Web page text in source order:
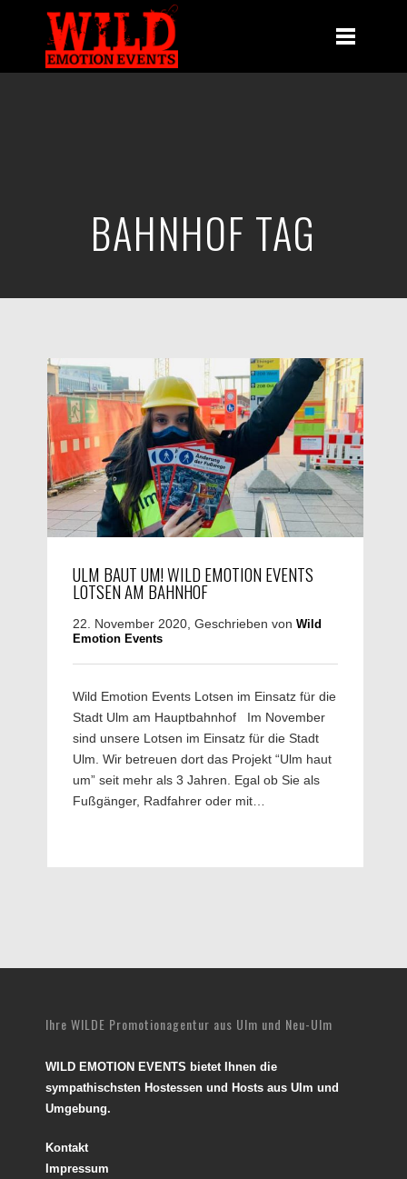
BAHNHOF TAG
ULM BAUT UM! WILD EMOTION EVENTS
LOTSEN AM BAHNHOF
22. November 2020, Geschrieben von Wild
Emotion Events
Wild Emotion Events Lotsen im Einsatz für die
Stadt Ulm am Hauptbahnhof Im November
sind unsere Lotsen im Einsatz für die Stadt
Ulm. Wir betreuen dort das Projekt “Ulm haut
um” seit mehr als 3 Jahren. Egal ob Sie als
Fußgänger, Radfahrer oder mit…
Ihre WILDE Promotionagentur aus Ulm und Neu-Ulm
WILD EMOTION EVENTS bietet Ihnen die
sympathischsten Hostessen und Hosts aus Ulm und
Umgebung.
Kontakt
Impressum